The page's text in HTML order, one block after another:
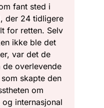
fant sted i
der 24 tidligere
for retten. Selv
ikke ble det
var det de
de overlevende
skapte den
om
internasjonal